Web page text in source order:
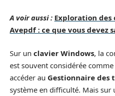
A voir aussi : Exploration des
Avepdf : ce que vous devez
Sur un clavier Windows, la
est souvent considérée
accéder au Gestionnaire des
système en difficulté. Mais sur